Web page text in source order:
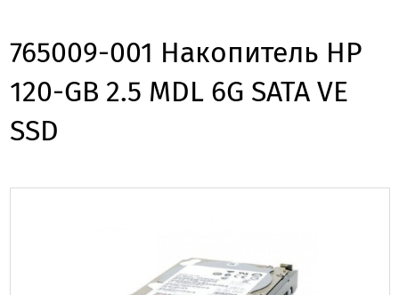
765009-001 Накопитель HP
120-GB 2.5 MDL 6G SATA VE
SSD